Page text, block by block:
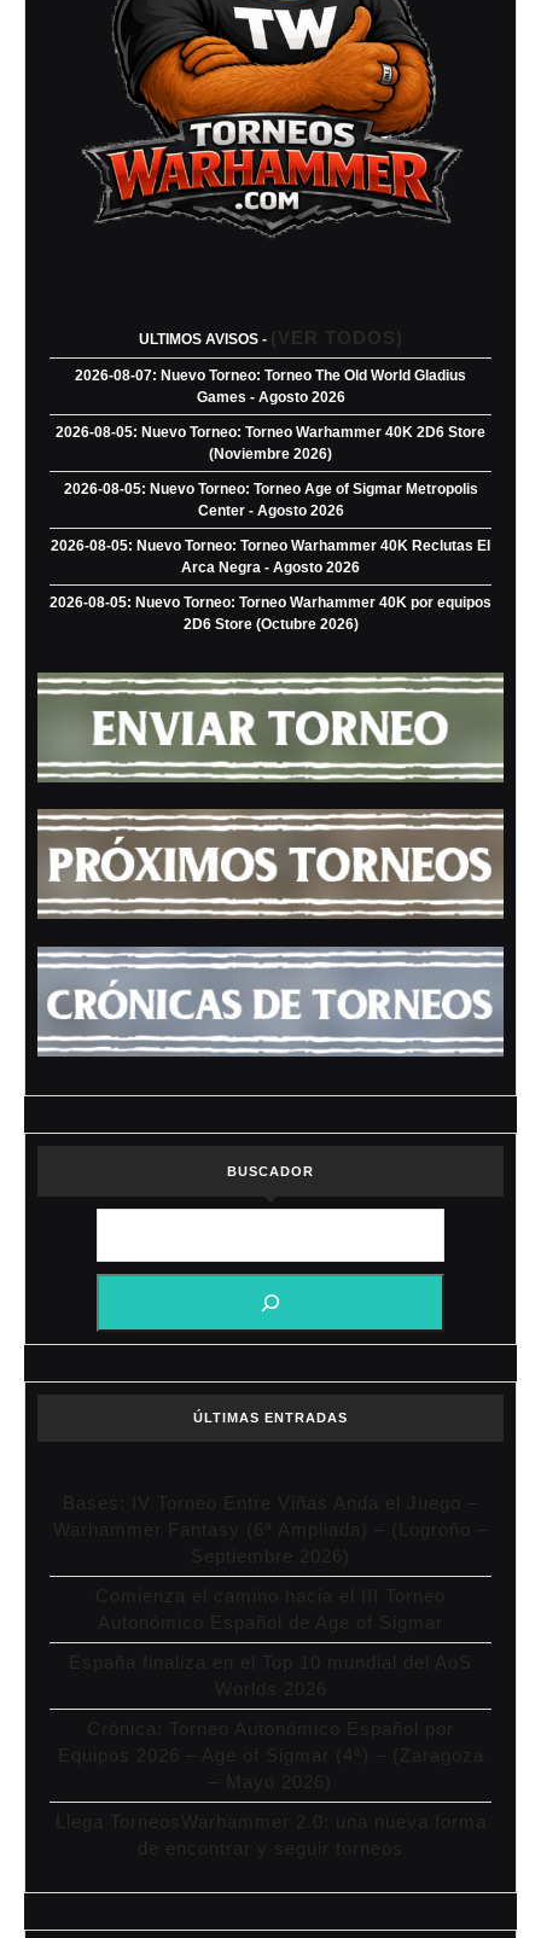
ULTIMOS AVISOS - (VER TODOS)
2026-08-07: Nuevo Torneo: Torneo The Old World Gladius
Games - Agosto 2026
2026-08-05: Nuevo Torneo: Torneo Warhammer 40K 2D6 Store
(Noviembre 2026)
2026-08-05: Nuevo Torneo: Torneo Age of Sigmar Metropolis
Center - Agosto 2026
2026-08-05: Nuevo Torneo: Torneo Warhammer 40K Reclutas El
Arca Negra - Agosto 2026
2026-08-05: Nuevo Torneo: Torneo Warhammer 40K por equipos
2D6 Store (Octubre 2026)
BUSCADOR
ÚLTIMAS ENTRADAS
Bases: IV Torneo Entre Viñas Anda el Juego –
Warhammer Fantasy (6ª Ampliada) – (Logroño –
Septiembre 2026)
Comienza el camino hacia el III Torneo
Autonómico Español de Age of Sigmar
España finaliza en el Top 10 mundial del AoS
Worlds 2026
Crónica: Torneo Autonómico Español por
Equipos 2026 – Age of Sigmar (4ª) – (Zaragoza
– Mayo 2026)
Llega TorneosWarhammer 2.0: una nueva forma
de encontrar y seguir torneos